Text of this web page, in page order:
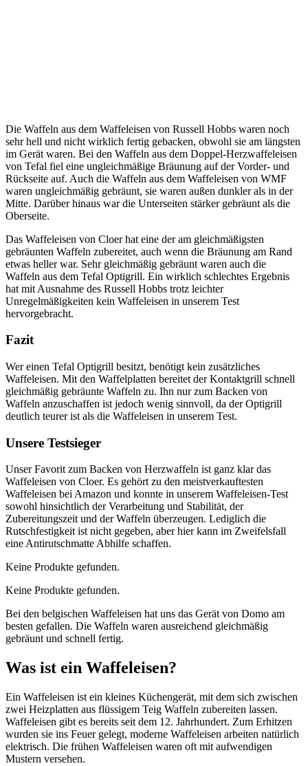
Die Waffeln aus dem Waffeleisen von Russell Hobbs waren noch
sehr hell und nicht wirklich fertig gebacken, obwohl sie am längsten
im Gerät waren. Bei den Waffeln aus dem Doppel-Herzwaffeleisen
von Tefal fiel eine ungleichmäßige Bräunung auf der Vorder- und
Rückseite auf. Auch die Waffeln aus dem Waffeleisen von WMF
waren ungleichmäßig gebräunt, sie waren außen dunkler als in der
Mitte. Darüber hinaus war die Unterseiten stärker gebräunt als die
Oberseite.
Das Waffeleisen von Cloer hat eine der am gleichmäßigsten
gebräunten Waffeln zubereitet, auch wenn die Bräunung am Rand
etwas heller war. Sehr gleichmäßig gebräunt waren auch die
Waffeln aus dem Tefal Optigrill. Ein wirklich schlechtes Ergebnis
hat mit Ausnahme des Russell Hobbs trotz leichter
Unregelmäßigkeiten kein Waffeleisen in unserem Test
hervorgebracht.
Fazit
Wer einen Tefal Optigrill besitzt, benötigt kein zusätzliches
Waffeleisen. Mit den Waffelplatten bereitet der Kontaktgrill schnell
gleichmäßig gebräunte Waffeln zu. Ihn nur zum Backen von
Waffeln anzuschaffen ist jedoch wenig sinnvoll, da der Optigrill
deutlich teurer ist als die Waffeleisen in unserem Test.
Unsere Testsieger
Unser Favorit zum Backen von Herzwaffeln ist ganz klar das
Waffeleisen von Cloer. Es gehört zu den meistverkauftesten
Waffeleisen bei Amazon und konnte in unserem Waffeleisen-Test
sowohl hinsichtlich der Verarbeitung und Stabilität, der
Zubereitungszeit und der Waffeln überzeugen. Lediglich die
Rutschfestigkeit ist nicht gegeben, aber hier kann im Zweifelsfall
eine Antirutschmatte Abhilfe schaffen.
Keine Produkte gefunden.
Keine Produkte gefunden.
Bei den belgischen Waffeleisen hat uns das Gerät von Domo am
besten gefallen. Die Waffeln waren ausreichend gleichmäßig
gebräunt und schnell fertig.
Was ist ein Waffeleisen?
Ein Waffeleisen ist ein kleines Küchengerät, mit dem sich zwischen
zwei Heizplatten aus flüssigem Teig Waffeln zubereiten lassen.
Waffeleisen gibt es bereits seit dem 12. Jahrhundert. Zum Erhitzen
wurden sie ins Feuer gelegt, moderne Waffeleisen arbeiten natürlich
elektrisch. Die frühen Waffeleisen waren oft mit aufwendigen
Mustern versehen.